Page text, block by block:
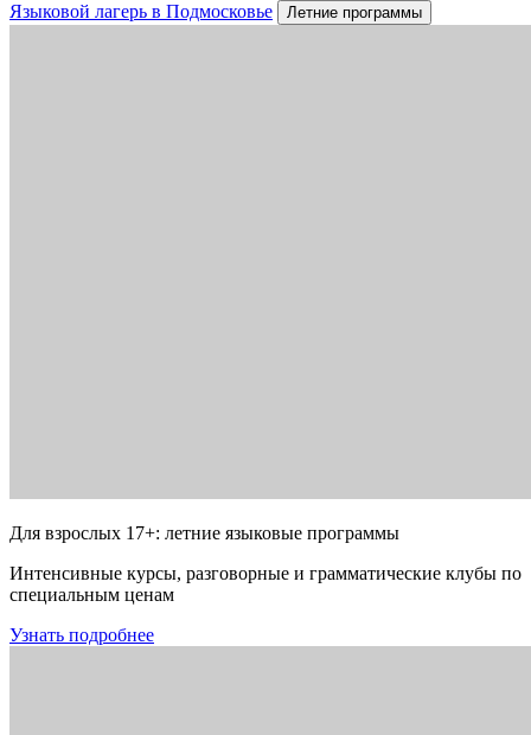
Языковой лагерь в Подмосковье
Летние программы
Для взрослых 17+: летние языковые программы
Интенсивные курсы, разговорные и грамматические клубы по
специальным ценам
Узнать подробнее